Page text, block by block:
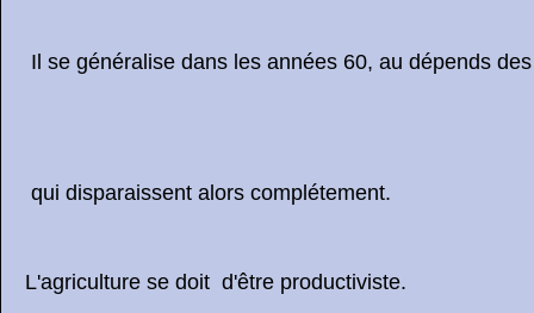
Il se généralise dans les années 60, au dépends
qui disparaissent alors complétement.
L'agriculture se doit d'être productiviste.